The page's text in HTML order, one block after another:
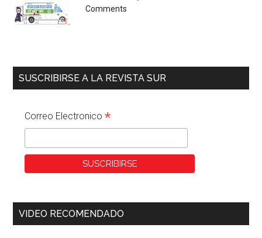
Comments
SUSCRIBIRSE A LA REVISTA SUR
Correo Electronico*
VIDEO RECOMENDADO